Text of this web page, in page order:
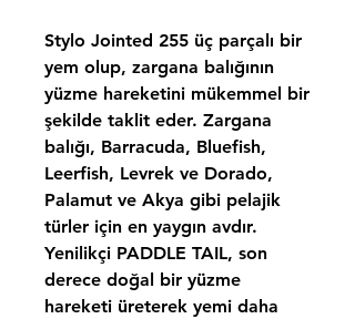
Stylo Jointed 255 üç parçalı bir
yem olup, zargana balığının
yüzme hareketini mükemmel bir
şekilde taklit eder. Zargana
balığı, Barracuda, Bluefish,
Leerfish, Levrek ve Dorado,
Palamut ve Akya gibi pelajik
türler için en yaygın avdır.
Yenilikçi PADDLE TAIL, son
derece doğal bir yüzme
hareketi üreterek yemi daha